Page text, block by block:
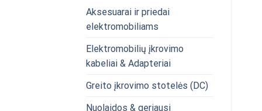
Aksesuarai ir priedai
elektromobiliams
Elektromobilių įkrovimo
kabeliai & Adapteriai
Greito įkrovimo stotelės (DC)
Nuolaidos & geriausi